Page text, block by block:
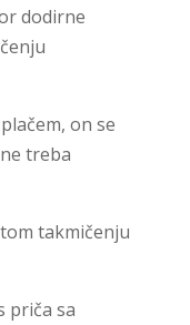
dodirne
on se
treba
takmičenju
priča sa